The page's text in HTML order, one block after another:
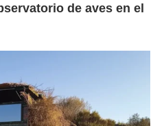
de aves en el